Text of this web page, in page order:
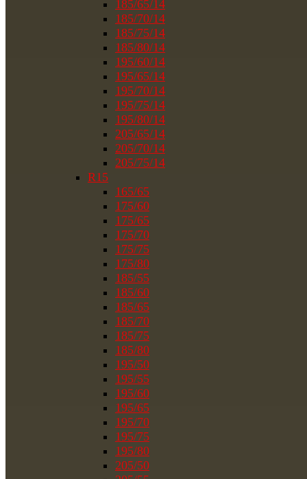
185/65/14
185/70/14
185/75/14
185/80/14
195/60/14
195/65/14
195/70/14
195/75/14
195/80/14
205/65/14
205/70/14
205/75/14
R15
165/65
175/60
175/65
175/70
175/75
175/80
185/55
185/60
185/65
185/70
185/75
185/80
195/50
195/55
195/60
195/65
195/70
195/75
195/80
205/50